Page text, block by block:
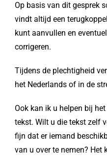
Op basis van dit gesprek
vindt altijd een
kunt aanvullen en
corrigeren.
Tijdens de plechtigheid
het Nederlands of in de
Ook kan ik u helpen bij
tekst. Wilt u die tekst zelf
fijn dat er iemand
van u over te nemen? Het